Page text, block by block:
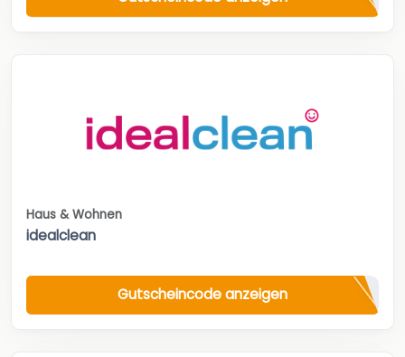
Haus & Wohnen
idealclean
Gutscheincode anzeigen